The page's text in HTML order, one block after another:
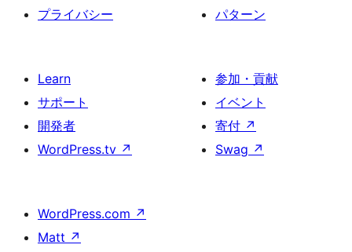
プライバシー
パターン
Learn
サポート
開発者
WordPress.tv ↗
参加・貢献
イベント
寄付 ↗
Swag ↗
WordPress.com ↗
Matt ↗